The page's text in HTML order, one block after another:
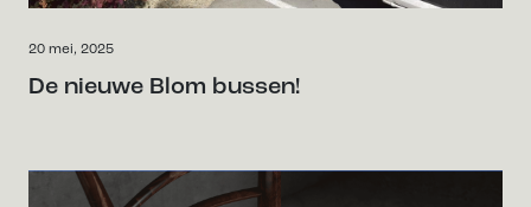
20 mei, 2025
De nieuwe Blom bussen!